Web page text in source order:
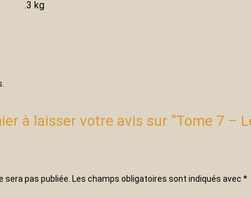
.3 kg
à laisser votre avis sur “Tome 7 –
sera pas publiée. Les champs obligatoires sont indiqués avec *